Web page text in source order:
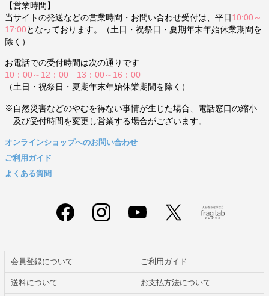
【営業時間】
当サイトの発送などの営業時間・お問い合わせ受付は、平日 10:00～
17:00となっております。（土日・祝祭日・夏期年末年始休業期間を
除く）
お電話での受付時間は次の通りです
10：00～12：00 13：00～16：00
（土日・祝祭日・夏期年末年始休業期間を除く）
※自然災害などのやむを得ない事情が生じた場合、電話窓口の縮小
及び受付時間を変更し営業する場合がございます。
オンラインショップへのお問い合わせ
ご利用ガイド
よくある質問
会員登録について ご利用ガイド
送料について お支払方法について